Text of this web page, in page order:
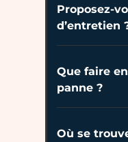
Proposez-
d’entretien
Que faire
panne ?
Où se